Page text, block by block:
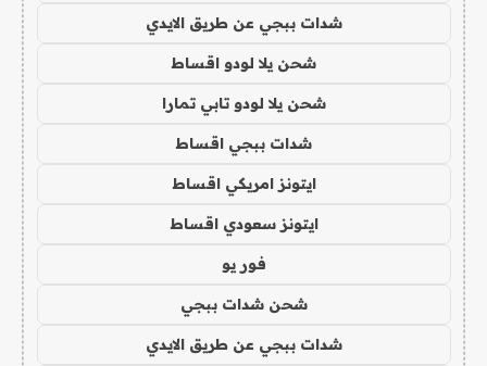
شدات ببجي عن طريق الايدي
شحن يلا لودو اقساط
شحن يلا لودو تابي تمارا
شدات ببجي اقساط
ايتونز امريكي اقساط
ايتونز سعودي اقساط
فور يو
شحن شدات ببجي
شدات ببجي عن طريق الايدي